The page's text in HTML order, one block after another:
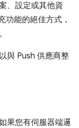
、設定或其他資
功能的絕佳方式，
與 Push 供應商整
果您有伺服器端邏